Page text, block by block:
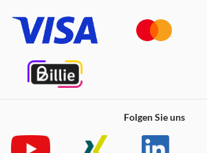
Ihrer Apple Watch sind, prüfen Sie
Ihrer Uhr.
S/M passt für Handgelenke 130–180 mm
M/L passt für Handgelenke 150–200 mm
Folgen Sie uns